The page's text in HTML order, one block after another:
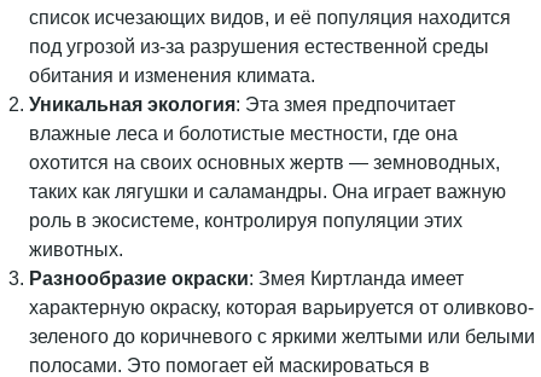
список исчезающих видов, и её популяция находится
под угрозой из-за разрушения естественной среды
обитания и изменения климата.
Уникальная экология: Эта змея предпочитает
влажные леса и болотистые местности, где она
охотится на своих основных жертв — земноводных,
таких как лягушки и саламандры. Она играет важную
роль в экосистеме, контролируя популяции этих
животных.
Разнообразие окраски: Змея Киртланда имеет
характерную окраску, которая варьируется от оливково-
зеленого до коричневого с яркими желтыми или белыми
полосами. Это помогает ей маскироваться в